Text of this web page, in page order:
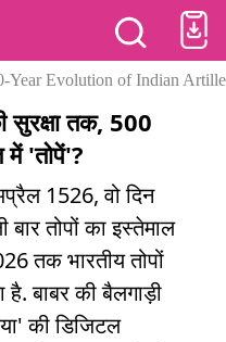
Year Evolution of Indian
सुरक्षा तक, 500
में 'तोपें'?
1526, वो दिन
तोपों का इस्तेमाल
तक भारतीय तोपों
बाबर की बैलगाड़ी
की डिजिटल